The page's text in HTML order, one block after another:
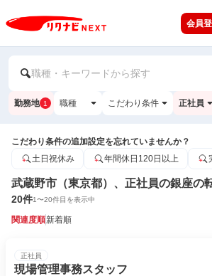
会員
職種・キーワードから探す
勤務地 1 職種 こだわり条件 正社員
こだわり条件の追加設定を忘れていませんか？
土日祝休み
年間休日120日以上
武蔵野市（東京都）、正社員の銀座の
20件1〜20件目を表示中
関連度順新着順
正社員
現場管理事務スタッフ